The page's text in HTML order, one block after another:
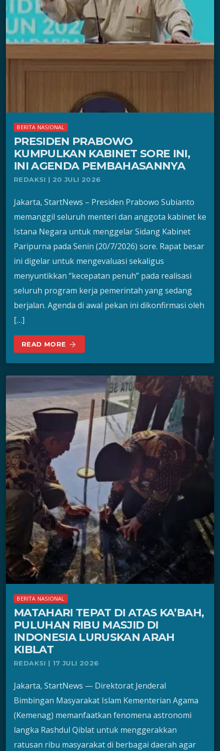
BERITA NASIONAL
PRESIDEN PRABOWO
KUMPULKAN KABINET SORE INI,
INI AGENDA PEMBAHASANNYA
REDAKSI | 20 JULI 2026
Jakarta, StartNews – Presiden Prabowo Subianto
memanggil seluruh menteri dan anggota kabinet ke
Istana Negara untuk menggelar Sidang Kabinet
Paripurna pada Senin (20/7/2026) sore. Rapat besar
ini digelar untuk mengevaluasi sekaligus
menyuntikkan “kecepatan penuh” pada realisasi
seluruh program kerja pemerintah yang sedang
berjalan. Agenda di awal pekan ini dikonfirmasi oleh
[…]
READ MORE arrow_forward
BERITA NASIONAL
MATAHARI TEPAT DI ATAS KA’BAH,
PULUHAN RIBU MASJID DI
INDONESIA LURUSKAN ARAH
KIBLAT
REDAKSI | 17 JULI 2026
Jakarta, StartNews — Direktorat Jenderal
Bimbingan Masyarakat Islam Kementerian Agama
(Kemenag) memanfaatkan fenomena astronomi
langka Rashdul Qiblat untuk menggerakkan
ratusan ribu masyarakat di berbagai daerah agar